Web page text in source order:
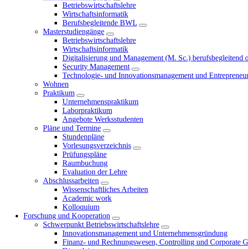
Betriebswirtschaftslehre
Wirtschaftsinformatik
Berufsbegleitende BWL
Masterstudiengänge
Betriebswirtschaftslehre
Wirtschaftsinformatik
Digitalisierung und Management (M. Sc.) berufsbegleitend
Security Management
Technologie- und Innovationsmanagement und
Wohnen
Praktikum
Unternehmenspraktikum
Laborpraktikum
Angebote Werksstudenten
Pläne und Termine
Stundenpläne
Vorlesungsverzeichnis
Prüfungspläne
Raumbuchung
Evaluation der Lehre
Abschlussarbeiten
Wissenschaftliches Arbeiten
Academic work
Kolloquium
Forschung und Kooperation
Schwerpunkt Betriebswirtschaftslehre
Innovationsmanagement und Unternehmensgründung
Finanz- und Rechnungswesen, Controlling und Corporate